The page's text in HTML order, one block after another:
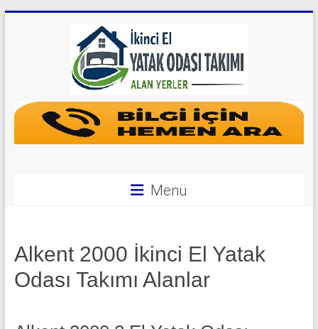
Yatak
Odası
|
0
Menü
Alkent 2000 İkinci El Yatak
Odası Takımı Alanlar